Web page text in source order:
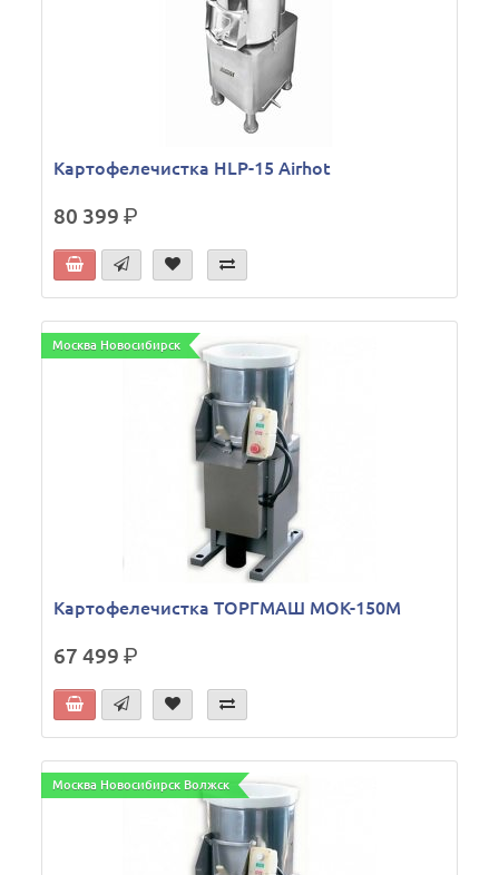
Картофелечистка HLP-15 Airhot
80 399р.
Москва Новосибирск
Картофелечистка ТОРГМАШ МОК-150М
67 499р.
Москва Новосибирск Волжск